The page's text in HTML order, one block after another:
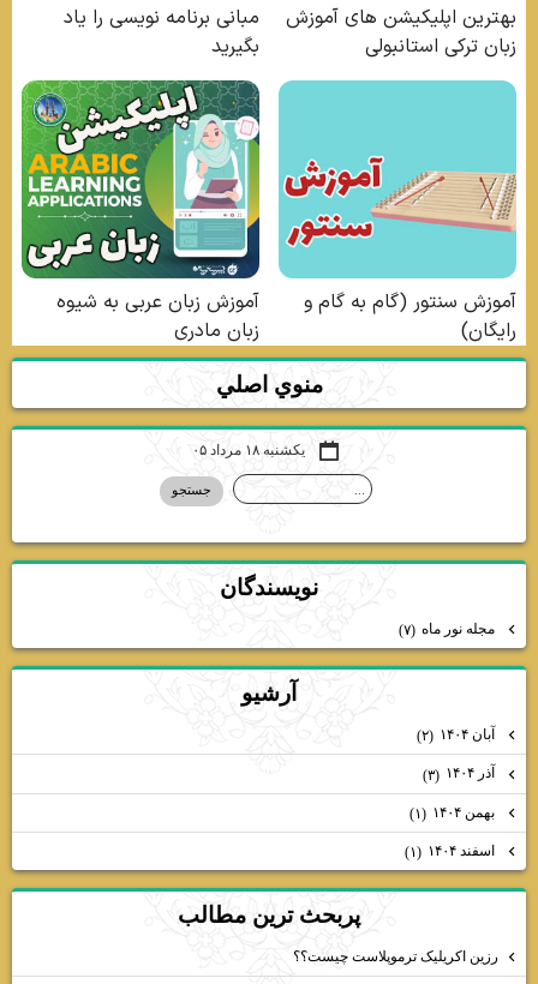
منوي اصلي
یکشنبه ۱۸ مرداد ۰۵
نويسندگان
مجله نور ماه (۷)
آرشيو
آبان ۱۴۰۴ (۲)
آذر ۱۴۰۴ (۳)
بهمن ۱۴۰۴ (۱)
اسفند ۱۴۰۴ (۱)
پربحث ترين مطالب
رزین اکریلیک ترموپلاست چیست؟؟